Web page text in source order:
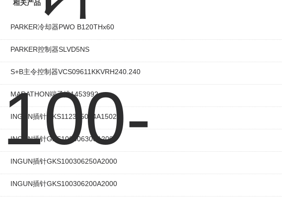
相关产品
PARKER冷却器PWO B120THx60
PARKER控制器SLVD5NS
S+B主令控制器VCS09611KKVRH240.240
MARATHON端子排1453992
INGUN插针GKS112305064A1502M
INGUN插针GKS100306300A2000
INGUN插针GKS100306250A2000
INGUN插针GKS100306200A2000